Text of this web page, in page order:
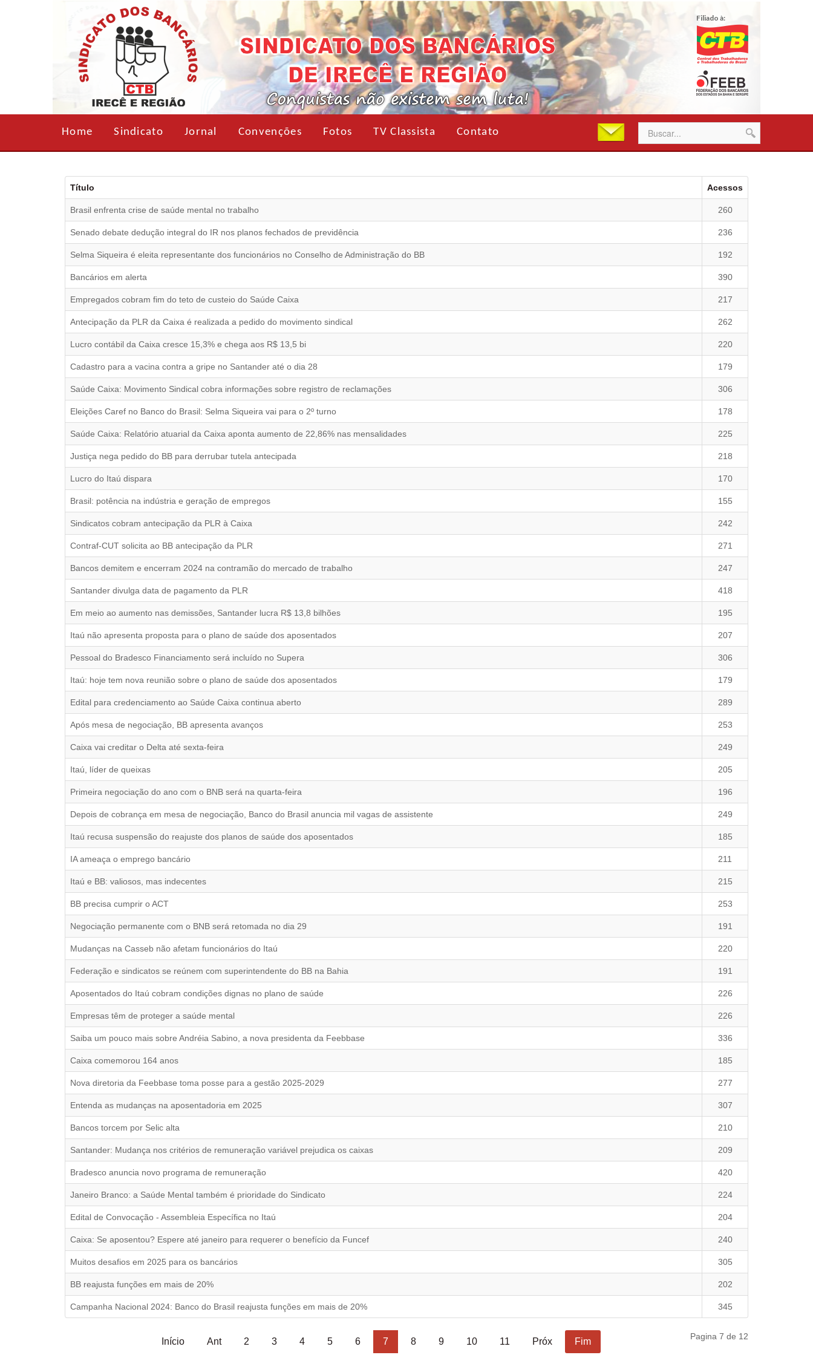
Filiado à:
Home Sindicato Jornal Convenções Fotos TV Classista Contato
Título Acessos
Brasil enfrenta crise de saúde mental no trabalho 260
Senado debate dedução integral do IR nos planos fechados de previdência 236
Selma Siqueira é eleita representante dos funcionários no Conselho de Administração do BB 192
Bancários em alerta 390
Empregados cobram fim do teto de custeio do Saúde Caixa 217
Antecipação da PLR da Caixa é realizada a pedido do movimento sindical 262
Lucro contábil da Caixa cresce 15,3% e chega aos R$ 13,5 bi 220
Cadastro para a vacina contra a gripe no Santander até o dia 28 179
Saúde Caixa: Movimento Sindical cobra informações sobre registro de reclamações 306
Eleições Caref no Banco do Brasil: Selma Siqueira vai para o 2º turno 178
Saúde Caixa: Relatório atuarial da Caixa aponta aumento de 22,86% nas mensalidades 225
Justiça nega pedido do BB para derrubar tutela antecipada 218
Lucro do Itaú dispara 170
Brasil: potência na indústria e geração de empregos 155
Sindicatos cobram antecipação da PLR à Caixa 242
Contraf-CUT solicita ao BB antecipação da PLR 271
Bancos demitem e encerram 2024 na contramão do mercado de trabalho 247
Santander divulga data de pagamento da PLR 418
Em meio ao aumento nas demissões, Santander lucra R$ 13,8 bilhões 195
Itaú não apresenta proposta para o plano de saúde dos aposentados 207
Pessoal do Bradesco Financiamento será incluído no Supera 306
Itaú: hoje tem nova reunião sobre o plano de saúde dos aposentados 179
Edital para credenciamento ao Saúde Caixa continua aberto 289
Após mesa de negociação, BB apresenta avanços 253
Caixa vai creditar o Delta até sexta-feira 249
Itaú, líder de queixas 205
Primeira negociação do ano com o BNB será na quarta-feira 196
Depois de cobrança em mesa de negociação, Banco do Brasil anuncia mil vagas de assistente 249
Itaú recusa suspensão do reajuste dos planos de saúde dos aposentados 185
IA ameaça o emprego bancário 211
Itaú e BB: valiosos, mas indecentes 215
BB precisa cumprir o ACT 253
Negociação permanente com o BNB será retomada no dia 29 191
Mudanças na Casseb não afetam funcionários do Itaú 220
Federação e sindicatos se reúnem com superintendente do BB na Bahia 191
Aposentados do Itaú cobram condições dignas no plano de saúde 226
Empresas têm de proteger a saúde mental 226
Saiba um pouco mais sobre Andréia Sabino, a nova presidenta da Feebbase 336
Caixa comemorou 164 anos 185
Nova diretoria da Feebbase toma posse para a gestão 2025-2029 277
Entenda as mudanças na aposentadoria em 2025 307
Bancos torcem por Selic alta 210
Santander: Mudança nos critérios de remuneração variável prejudica os caixas 209
Bradesco anuncia novo programa de remuneração 420
Janeiro Branco: a Saúde Mental também é prioridade do Sindicato 224
Edital de Convocação - Assembleia Específica no Itaú 204
Caixa: Se aposentou? Espere até janeiro para requerer o benefício da Funcef 240
Muitos desafios em 2025 para os bancários 305
BB reajusta funções em mais de 20% 202
Campanha Nacional 2024: Banco do Brasil reajusta funções em mais de 20% 345
Pagina 7 de 12
Início Ant 2 3 4 5 6 7 8 9 10 11 Próx Fim